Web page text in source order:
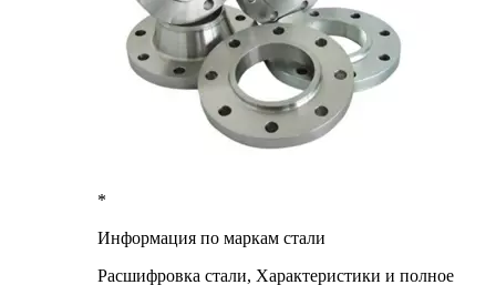
*
Информация по маркам стали
Расшифровка стали, Характеристики и полное